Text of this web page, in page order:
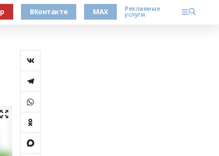
ВКонтакте MAX Рекламные
услуги